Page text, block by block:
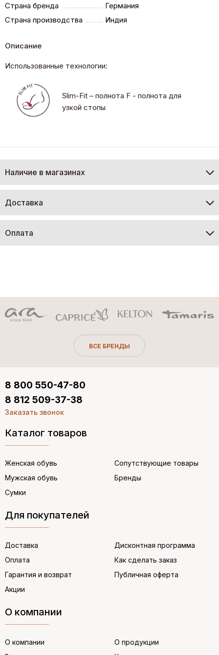
Страна бренда
Германия
Страна производства
Индия
Описание
Использованные технологии:
Slim-Fit – полнота F - полнота для
узкой стопы
Наличие в магазинах
Доставка
Оплата
ВСЕ БРЕНДЫ
Каталог товаров
Женская обувь
Мужская обувь
Сумки
Сопутствующие товары
Бренды
Для покупателей
Доставка
Оплата
Гарантия и возврат
Акции
Дисконтная программа
Как сделать заказ
Публичная оферта
О компании
О компании
О продукции
8 800 550-47-80
8 812 509-37-38
Заказать звонок